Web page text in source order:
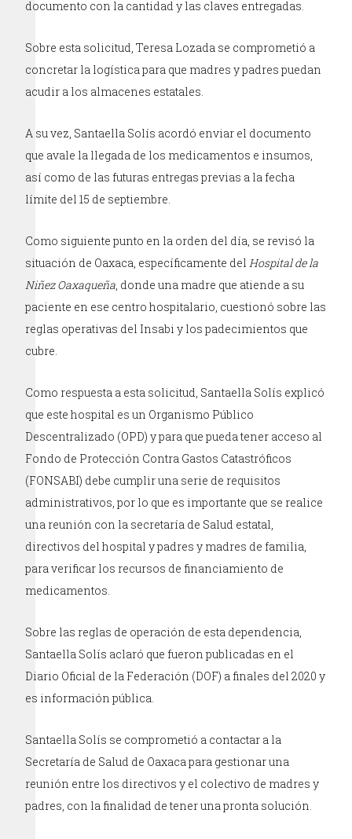
documento con la cantidad y las claves entregadas.
Sobre esta solicitud, Teresa Lozada se comprometió a
concretar la logística para que madres y padres puedan
acudir a los almacenes estatales.
A su vez, Santaella Solís acordó enviar el documento
que avale la llegada de los medicamentos e insumos,
así como de las futuras entregas previas a la fecha
límite del 15 de septiembre.
Como siguiente punto en la orden del día, se revisó la
situación de Oaxaca, específicamente delHospital de la
Niñez Oaxaqueña, donde una madre que atiende a su
paciente en ese centro hospitalario, cuestionó sobre las
reglas operativas del Insabi y los padecimientos que
cubre.
Como respuesta a esta solicitud, Santaella Solís explicó
que este hospital es un Organismo Público
Descentralizado (OPD) y para que pueda tener acceso al
Fondo de Protección Contra Gastos Catastróficos
(FONSABI) debe cumplir una serie de requisitos
administrativos, por lo que es importante que se realice
una reunión con la secretaría de Salud estatal,
directivos del hospital y padres y madres de familia,
para verificar los recursos de financiamiento de
medicamentos.
Sobre las reglas de operación de esta dependencia,
Santaella Solís aclaró que fueron publicadas en el
Diario Oficial de la Federación (DOF) a finales del 2020 y
es información pública.
Santaella Solís se comprometió a contactar a la
Secretaría de Salud de Oaxaca para gestionar una
reunión entre los directivos y el colectivo de madres y
padres, con la finalidad de tener una pronta solución.